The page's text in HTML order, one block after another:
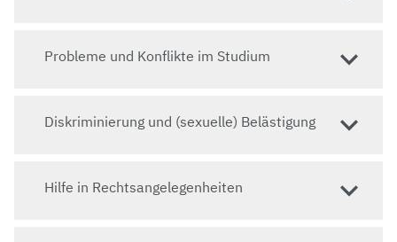
Probleme und Konflikte im Studium
Diskriminierung und (sexuelle) Belästigung
Hilfe in Rechtsangelegenheiten